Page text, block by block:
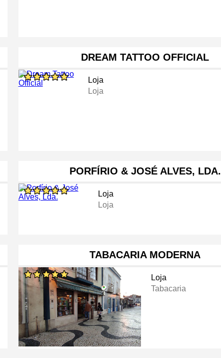
DREAM TATTOO OFFICIAL
Loja
Loja
PORFÍRIO & JOSÉ ALVES, LDA.
Loja
Loja
TABACARIA MODERNA
Loja
Tabacaria